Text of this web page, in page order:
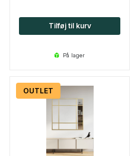
Tilføj til kurv
på lager
OUTLET